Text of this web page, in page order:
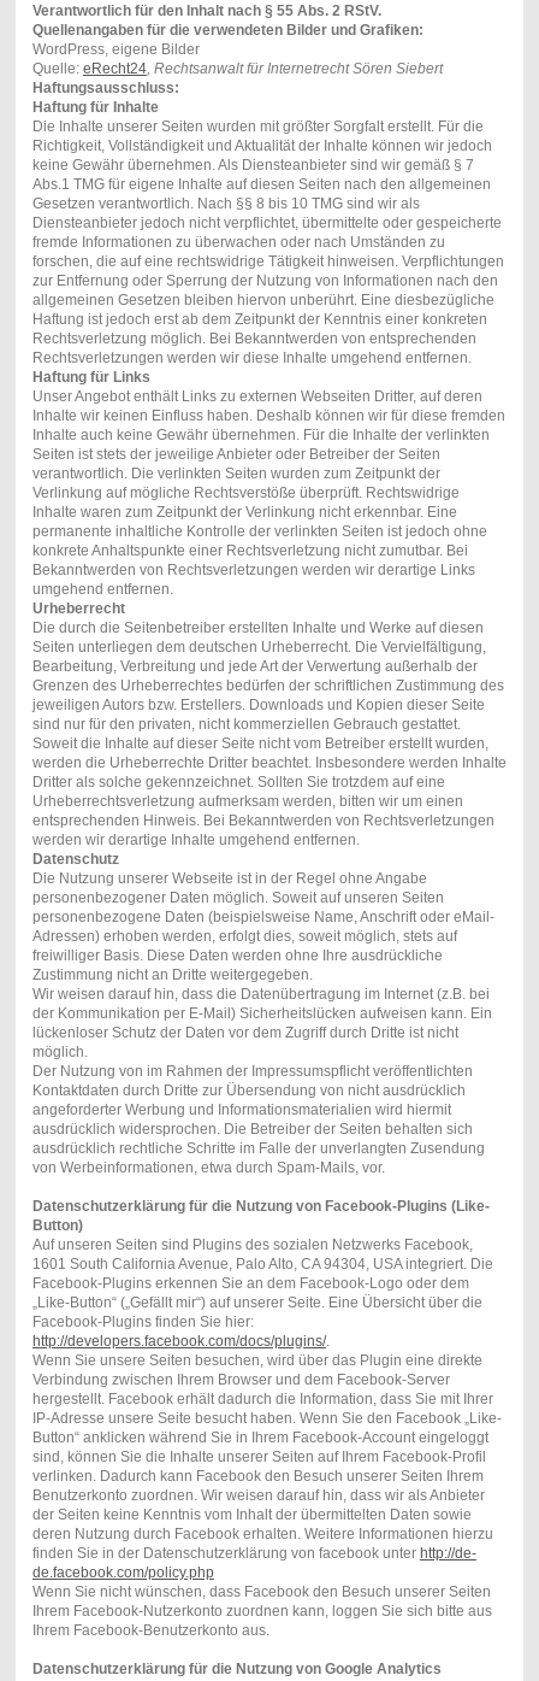
Verantwortlich für den Inhalt nach § 55 Abs. 2 RStV.
Quellenangaben für die verwendeten Bilder und Grafiken:
WordPress, eigene Bilder
Quelle: eRecht24, Rechtsanwalt für Internetrecht Sören Siebert
Haftungsausschluss:
Haftung für Inhalte
Die Inhalte unserer Seiten wurden mit größter Sorgfalt erstellt. Für die
Richtigkeit, Vollständigkeit und Aktualität der Inhalte können wir jedoch
keine Gewähr übernehmen. Als Diensteanbieter sind wir gemäß § 7
Abs.1 TMG für eigene Inhalte auf diesen Seiten nach den allgemeinen
Gesetzen verantwortlich. Nach §§ 8 bis 10 TMG sind wir als
Diensteanbieter jedoch nicht verpflichtet, übermittelte oder gespeicherte
fremde Informationen zu überwachen oder nach Umständen zu
forschen, die auf eine rechtswidrige Tätigkeit hinweisen. Verpflichtungen
zur Entfernung oder Sperrung der Nutzung von Informationen nach den
allgemeinen Gesetzen bleiben hiervon unberührt. Eine diesbezügliche
Haftung ist jedoch erst ab dem Zeitpunkt der Kenntnis einer konkreten
Rechtsverletzung möglich. Bei Bekanntwerden von entsprechenden
Rechtsverletzungen werden wir diese Inhalte umgehend entfernen.
Haftung für Links
Unser Angebot enthält Links zu externen Webseiten Dritter, auf deren
Inhalte wir keinen Einfluss haben. Deshalb können wir für diese fremden
Inhalte auch keine Gewähr übernehmen. Für die Inhalte der verlinkten
Seiten ist stets der jeweilige Anbieter oder Betreiber der Seiten
verantwortlich. Die verlinkten Seiten wurden zum Zeitpunkt der
Verlinkung auf mögliche Rechtsverstöße überprüft. Rechtswidrige
Inhalte waren zum Zeitpunkt der Verlinkung nicht erkennbar. Eine
permanente inhaltliche Kontrolle der verlinkten Seiten ist jedoch ohne
konkrete Anhaltspunkte einer Rechtsverletzung nicht zumutbar. Bei
Bekanntwerden von Rechtsverletzungen werden wir derartige Links
umgehend entfernen.
Urheberrecht
Die durch die Seitenbetreiber erstellten Inhalte und Werke auf diesen
Seiten unterliegen dem deutschen Urheberrecht. Die Vervielfältigung,
Bearbeitung, Verbreitung und jede Art der Verwertung außerhalb der
Grenzen des Urheberrechtes bedürfen der schriftlichen Zustimmung des
jeweiligen Autors bzw. Erstellers. Downloads und Kopien dieser Seite
sind nur für den privaten, nicht kommerziellen Gebrauch gestattet.
Soweit die Inhalte auf dieser Seite nicht vom Betreiber erstellt wurden,
werden die Urheberrechte Dritter beachtet. Insbesondere werden Inhalte
Dritter als solche gekennzeichnet. Sollten Sie trotzdem auf eine
Urheberrechtsverletzung aufmerksam werden, bitten wir um einen
entsprechenden Hinweis. Bei Bekanntwerden von Rechtsverletzungen
werden wir derartige Inhalte umgehend entfernen.
Datenschutz
Die Nutzung unserer Webseite ist in der Regel ohne Angabe
personenbezogener Daten möglich. Soweit auf unseren Seiten
personenbezogene Daten (beispielsweise Name, Anschrift oder eMail-
Adressen) erhoben werden, erfolgt dies, soweit möglich, stets auf
freiwilliger Basis. Diese Daten werden ohne Ihre ausdrückliche
Zustimmung nicht an Dritte weitergegeben.
Wir weisen darauf hin, dass die Datenübertragung im Internet (z.B. bei
der Kommunikation per E-Mail) Sicherheitslücken aufweisen kann. Ein
lückenloser Schutz der Daten vor dem Zugriff durch Dritte ist nicht
möglich.
Der Nutzung von im Rahmen der Impressumspflicht veröffentlichten
Kontaktdaten durch Dritte zur Übersendung von nicht ausdrücklich
angeforderter Werbung und Informationsmaterialien wird hiermit
ausdrücklich widersprochen. Die Betreiber der Seiten behalten sich
ausdrücklich rechtliche Schritte im Falle der unverlangten Zusendung
von Werbeinformationen, etwa durch Spam-Mails, vor.
Datenschutzerklärung für die Nutzung von Facebook-Plugins (Like-
Button)
Auf unseren Seiten sind Plugins des sozialen Netzwerks Facebook,
1601 South California Avenue, Palo Alto, CA 94304, USA integriert. Die
Facebook-Plugins erkennen Sie an dem Facebook-Logo oder dem
„Like-Button“ („Gefällt mir“) auf unserer Seite. Eine Übersicht über die
Facebook-Plugins finden Sie hier:
http://developers.facebook.com/docs/plugins/.
Wenn Sie unsere Seiten besuchen, wird über das Plugin eine direkte
Verbindung zwischen Ihrem Browser und dem Facebook-Server
hergestellt. Facebook erhält dadurch die Information, dass Sie mit Ihrer
IP-Adresse unsere Seite besucht haben. Wenn Sie den Facebook „Like-
Button“ anklicken während Sie in Ihrem Facebook-Account eingeloggt
sind, können Sie die Inhalte unserer Seiten auf Ihrem Facebook-Profil
verlinken. Dadurch kann Facebook den Besuch unserer Seiten Ihrem
Benutzerkonto zuordnen. Wir weisen darauf hin, dass wir als Anbieter
der Seiten keine Kenntnis vom Inhalt der übermittelten Daten sowie
deren Nutzung durch Facebook erhalten. Weitere Informationen hierzu
finden Sie in der Datenschutzerklärung von facebook unter http://de-
de.facebook.com/policy.php
Wenn Sie nicht wünschen, dass Facebook den Besuch unserer Seiten
Ihrem Facebook-Nutzerkonto zuordnen kann, loggen Sie sich bitte aus
Ihrem Facebook-Benutzerkonto aus.
Datenschutzerklärung für die Nutzung von Google Analytics